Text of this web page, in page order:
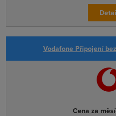
Vodafone Připojení
Cena za